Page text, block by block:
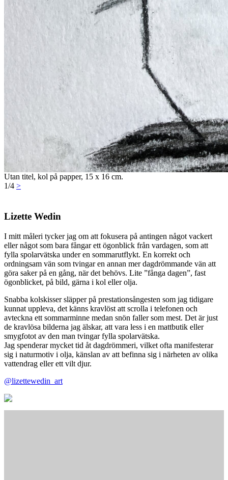
Utan titel, kol på papper, 15 x 16 cm.
1/4 >
Lizette Wedin
I mitt måleri tycker jag om att fokusera på antingen något vackert
eller något som bara fångar ett ögonblick från vardagen, som att
fylla spolarvätska under en sommarutflykt. En korrekt och
ordningsam vän som tvingar en annan mer dagdrömmande vän att
göra saker på en gång, när det behövs. Lite ”fånga dagen”, fast
ögonblicket, på bild, gärna i kol eller olja.
Snabba kolskisser släpper på prestationsångesten som jag tidigare
kunnat uppleva, det känns kravlöst att scrolla i telefonen och
avteckna ett sommarminne medan snön faller som mest. Det är just
de kravlösa bilderna jag älskar, att vara less i en mattbutik eller
smygfotot av den man tvingar fylla spolarvätska.
Jag spenderar mycket tid åt dagdrömmeri, vilket ofta manifesterar
sig i naturmotiv i olja, känslan av att befinna sig i närheten av olika
vattendrag eller ett vilt djur.
@lizettewedin_art